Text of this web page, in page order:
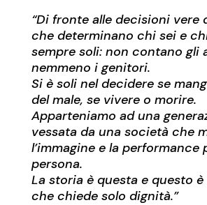
“Di fronte alle decisioni vere
che determinano chi sei e
sempre soli: non contano gli
nemmeno i genitori.
Si è soli nel decidere se
del male, se vivere o morire.
Apparteniamo ad una
vessata da una società che
l’immagine e la performance
persona.
La storia è questa e questo è
che chiede solo dignità.”